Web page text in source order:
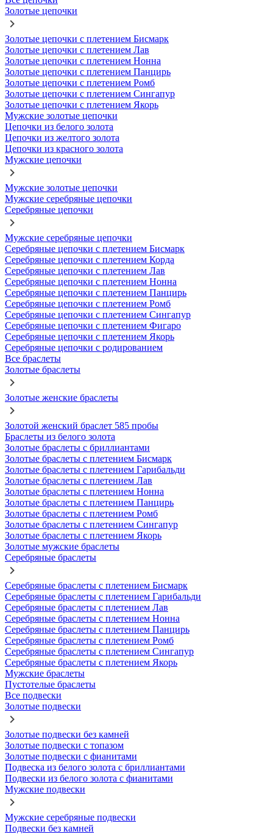
Золотые цепочки
Золотые цепочки с плетением Бисмарк
Золотые цепочки с плетением Лав
Золотые цепочки с плетением Нонна
Золотые цепочки с плетением Панцирь
Золотые цепочки с плетением Ромб
Золотые цепочки с плетением Сингапур
Золотые цепочки с плетением Якорь
Мужские золотые цепочки
Цепочки из белого золота
Цепочки из желтого золота
Цепочки из красного золота
Мужские цепочки
Мужские золотые цепочки
Мужские серебряные цепочки
Серебряные цепочки
Мужские серебряные цепочки
Серебряные цепочки с плетением Бисмарк
Серебряные цепочки с плетением Корда
Серебряные цепочки с плетением Лав
Серебряные цепочки с плетением Нонна
Серебряные цепочки с плетением Панцирь
Серебряные цепочки с плетением Ромб
Серебряные цепочки с плетением Сингапур
Серебряные цепочки с плетением Фигаро
Серебряные цепочки с плетением Якорь
Серебряные цепочки с родированием
Все браслеты
Золотые браслеты
Золотые женские браслеты
Золотой женский браслет 585 пробы
Браслеты из белого золота
Золотые браслеты с бриллиантами
Золотые браслеты с плетением Бисмарк
Золотые браслеты с плетением Гарибальди
Золотые браслеты с плетением Лав
Золотые браслеты с плетением Нонна
Золотые браслеты с плетением Панцирь
Золотые браслеты с плетением Ромб
Золотые браслеты с плетением Сингапур
Золотые браслеты с плетением Якорь
Золотые мужские браслеты
Серебряные браслеты
Серебряные браслеты с плетением Бисмарк
Серебряные браслеты с плетением Гарибальди
Серебряные браслеты с плетением Лав
Серебряные браслеты с плетением Нонна
Серебряные браслеты с плетением Панцирь
Серебряные браслеты с плетением Ромб
Серебряные браслеты с плетением Сингапур
Серебряные браслеты с плетением Якорь
Мужские браслеты
Пустотелые браслеты
Все подвески
Золотые подвески
Золотые подвески без камней
Золотые подвески с топазом
Золотые подвески с фианитами
Подвеска из белого золота с бриллиантами
Подвески из белого золота с фианитами
Мужские подвески
Мужские серебряные подвески
Подвески без камней